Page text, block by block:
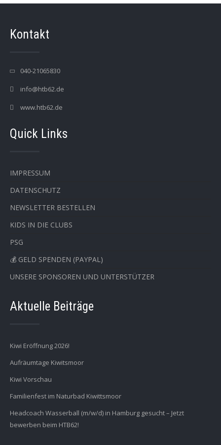
Kontakt
040-21065830
info@htb62.de
www.htb62.de
Quick Links
IMPRESSUM
DATENSCHUTZ
NEWSLETTER BESTELLEN
KIDS IN DIE CLUBS
PSG
💰 GELD SPENDEN (PAYPAL)
UNSERE SPONSOREN UND UNTERSTÜTZER
Aktuelle Beiträge
Kiwi Eröffnung 2026!
Aufräumtage Kiwitsmoor
Kiwi Vorschau
Familienfest im Naturbad Kiwittsmoor
Headcoach Wasserball (m/w/d) in Hamburg gesucht – Jetzt
bewerben beim HTB62!